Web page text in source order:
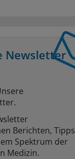
Newsletter
Berichten, Tipps
Spektrum der
Medizin.